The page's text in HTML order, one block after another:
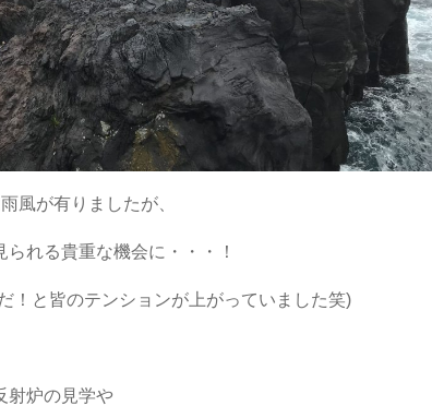
風が有りましたが、
れる貴重な機会に・・・！
！と皆のテンションが上がっていました笑)
射炉の見学や